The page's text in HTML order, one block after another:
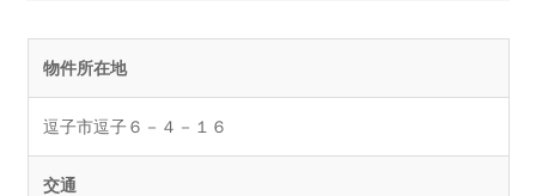
物件所在地
逗子市逗子６－４－１６
交通